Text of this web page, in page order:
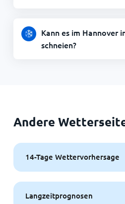
Kann es im Hannover
schneien?
Andere
14-Tage Wettervorhersage
Langzeitprognosen